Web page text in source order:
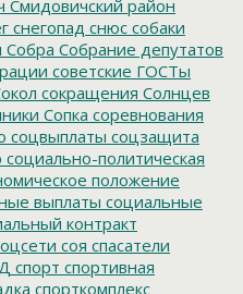
Смидовичский район
снегопад снюс собаки
Собра Собрание депутатов
советские ГОСТы
сокращения Солнцев
Сопка соревнования
соцвыплаты соцзащита
социально-политическая
положение
выплаты социальные
контракт
соя спасатели
спорт спортивная
спорткомплекс